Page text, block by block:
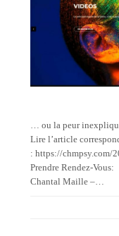
… ou la peur
Lire l’article
: https://chmpsy.com/
Prendre Rendez-Vous:
Chantal Maille –…